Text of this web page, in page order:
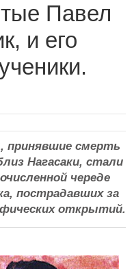
Павел
и его
принявшие смерть
Нагасаки, стали
череде
пострадавших за
открытий.